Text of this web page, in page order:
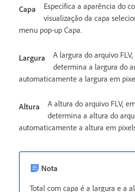
Capa
Especifica a aparência do
visualização da capa
menu pop-up Capa.
Largura
A largura do arquivo
determina a largura do
automaticamente a largura em
Altura
A altura do arquivo FLV,
determina a altura do
automaticamente a altura em
Nota
Total com capa é a largura e a